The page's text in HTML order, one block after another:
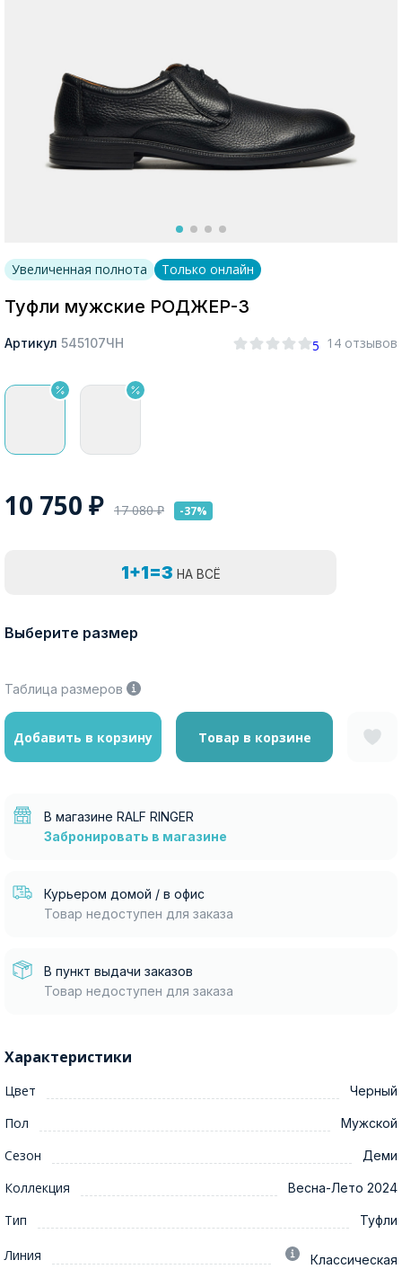
Москва
Да, все верно Изменить город
Покупателям
Увеличенная полнота Только онлайн
Туфли мужские РОДЖЕР-3
Артикул 545107ЧН 5 14 отзывов
10 750 ₽ 17 080₽ -37%
1+1=3 НА ВСЁ
Выберите размер
Таблица размеров
Добавить в корзину Товар в корзине
В магазине RALF RINGER
Забронировать в магазине
Курьером домой / в офис
Товар недоступен для заказа
В пункт выдачи заказов
Товар недоступен для заказа
Характеристики
Цвет Черный
Пол Мужской
Сезон Деми
Коллекция Весна-Лето 2024
Тип Туфли
Линия Классическая